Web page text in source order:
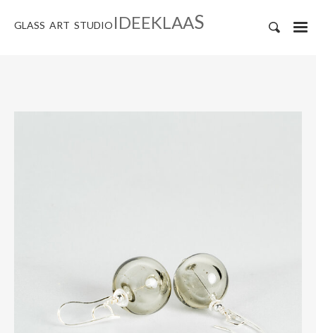
GLASS ART STUDIO IDEEKLAAS